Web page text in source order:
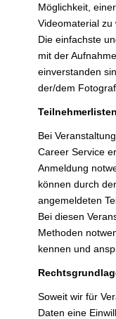
Möglichkeit,
Videomaterial zu
Die einfachste
mit der
einverstanden
der/dem
Bei
Career Service
Anmeldung
können durch
angemeldeten
Bei diesen
Methoden
kennen und
Soweit wir für
Daten eine